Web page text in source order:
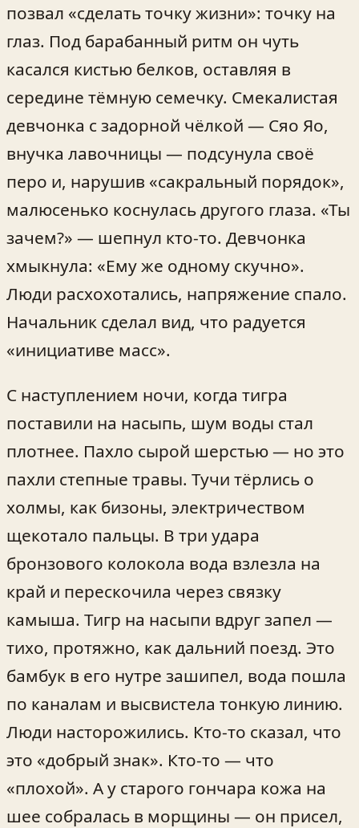
позвал «сделать точку жизни»: точку на
глаз. Под барабанный ритм он чуть
касался кистью белков, оставляя в
середине тёмную семечку. Смекалистая
девчонка с задорной чёлкой — Сяо Яо,
внучка лавочницы — подсунула своё
перо и, нарушив «сакральный порядок»,
малюсенько коснулась другого глаза. «Ты
зачем?» — шепнул кто-то. Девчонка
хмыкнула: «Ему же одному скучно».
Люди расхохотались, напряжение спало.
Начальник сделал вид, что радуется
«инициативе масс».
С наступлением ночи, когда тигра
поставили на насыпь, шум воды стал
плотнее. Пахло сырой шерстью — но это
пахли степные травы. Тучи тёрлись о
холмы, как бизоны, электричеством
щекотало пальцы. В три удара
бронзового колокола вода взлезла на
край и перескочила через связку
камыша. Тигр на насыпи вдруг запел —
тихо, протяжно, как дальний поезд. Это
бамбук в его нутре зашипел, вода пошла
по каналам и высвистела тонкую линию.
Люди насторожились. Кто-то сказал, что
это «добрый знак». Кто-то — что
«плохой». А у старого гончара кожа на
шее собралась в морщины — он присел,